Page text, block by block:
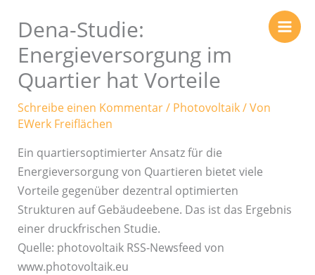
Inhalt
springen
Dena-Studie:
Energieversorgung im
Quartier hat Vorteile
Schreibe einen Kommentar/ Photovoltaik/ Von
EWerk Freiflächen
Ein quartiersoptimierter Ansatz für die
Energieversorgung von Quartieren bietet viele
Vorteile gegenüber dezentral optimierten
Strukturen auf Gebäudeebene. Das ist das Ergebnis
einer druckfrischen Studie.
Quelle: photovoltaik RSS-Newsfeed von
www.photovoltaik.eu